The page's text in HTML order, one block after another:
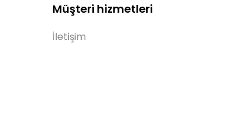
Müşteri hizmetleri
İletişim